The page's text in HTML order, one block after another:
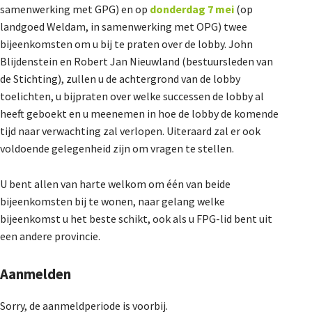
samenwerking met GPG) en op donderdag 7 mei (op
landgoed Weldam, in samenwerking met OPG) twee
bijeenkomsten om u bij te praten over de lobby. John
Blijdenstein en Robert Jan Nieuwland (bestuursleden van
de Stichting), zullen u de achtergrond van de lobby
toelichten, u bijpraten over welke successen de lobby al
heeft geboekt en u meenemen in hoe de lobby de komende
tijd naar verwachting zal verlopen. Uiteraard zal er ook
voldoende gelegenheid zijn om vragen te stellen.
U bent allen van harte welkom om één van beide
bijeenkomsten bij te wonen, naar gelang welke
bijeenkomst u het beste schikt, ook als u FPG-lid bent uit
een andere provincie.
Aanmelden
Sorry, de aanmeldperiode is voorbij.